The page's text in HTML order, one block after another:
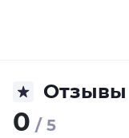
Отзывы
0 / 5